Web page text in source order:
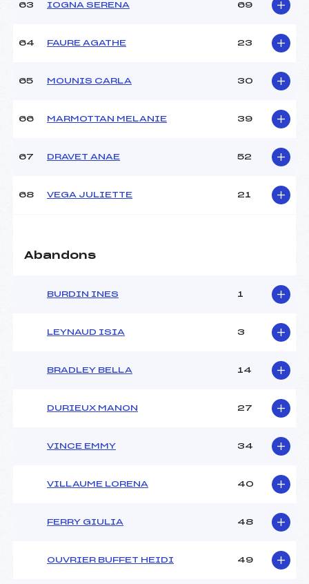
63 IOGNA SERENA 69
64 FAURE AGATHE 23
65 MOUNIS CARLA 30
66 MARMOTTAN MELANIE 39
67 DRAVET ANAE 52
68 VEGA JULIETTE 21
Abandons
BURDIN INES 1
LEYNAUD ISIA 3
BRADLEY BELLA 14
DURIEUX MANON 27
VINCE EMMY 34
VILLAUME LORENA 40
FERRY GIULIA 48
OUVRIER BUFFET HEIDI 49